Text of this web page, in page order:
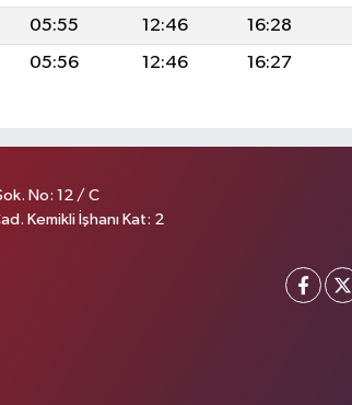
05:55 12:46 16:28
05:56 12:46 16:27
No: 12 / C
Kemikli İşhanı Kat: 2